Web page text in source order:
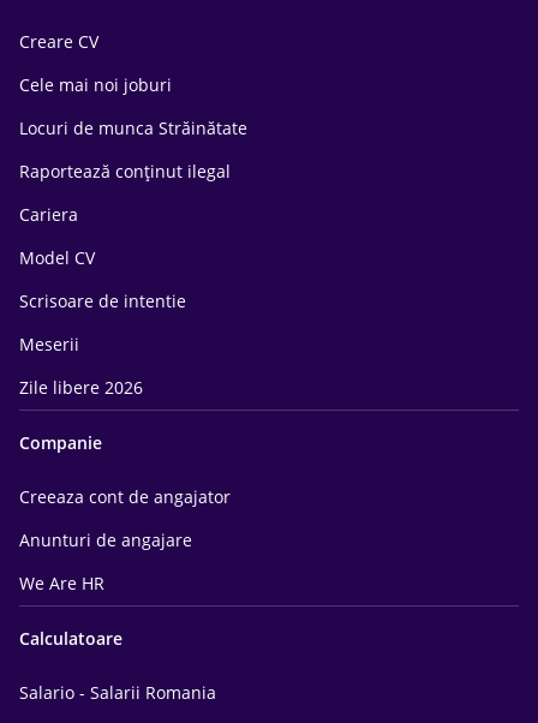
Creare CV
Cele mai noi joburi
Locuri de munca Străinătate
Raportează conținut ilegal
Cariera
Model CV
Scrisoare de intentie
Meserii
Zile libere 2026
Companie
Creeaza cont de angajator
Anunturi de angajare
We Are HR
Calculatoare
Salario - Salarii Romania